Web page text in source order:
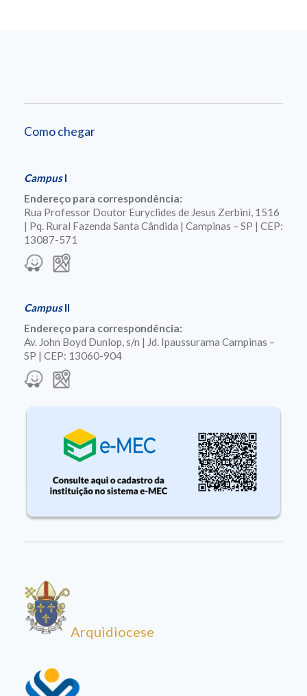
Como chegar
CampusI
Endereço para correspondência:
Rua Professor Doutor Euryclides de Jesus Zerbini, 1516
| Pq. Rural Fazenda Santa Cândida | Campinas – SP | CEP:
13087-571
CampusII
Endereço para correspondência:
Av. John Boyd Dunlop, s/n | Jd. Ipaussurama Campinas –
SP | CEP: 13060-904
Arquidiocese